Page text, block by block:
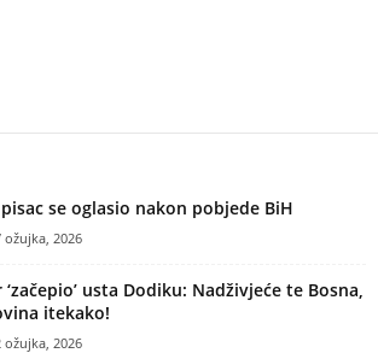
se oglasio nakon pobjede BiH
ožujka, 2026
usta Dodiku: Nadživjeće te Bosna,
itekako!
ožujka, 2026